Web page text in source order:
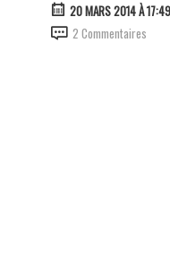
20 MARS 2014 À 17:49
2 Commentaires